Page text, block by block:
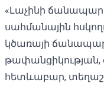
«Լաչինի
սահմանային
կծառայի
թափանցիկության,
հետևաբար,